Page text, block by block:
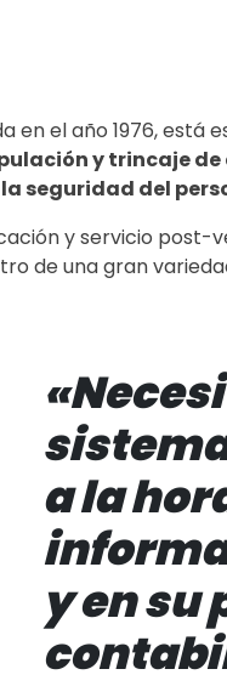
en el año 1976, está
y trincaje
seguridad del
y servicio post-
de una gran
a la
y en su